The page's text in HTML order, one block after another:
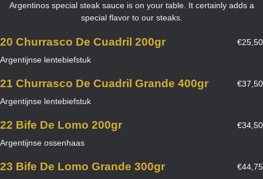
Argentinos special steak sauce is on your table. It certainly adds a
special flavor to our steaks.
20 Churrasco De Cuadril 200gr
€25,50
Argentijnse lentebiefstuk
21 Churrasco De Cuadril Grande 400gr
€37,50
Argentijnse lentebiefstuk
22 Bife De Lomo 200gr
€34,50
Argentijnse ossenhaas
23 Bife De Lomo Grande 300gr
€44,75